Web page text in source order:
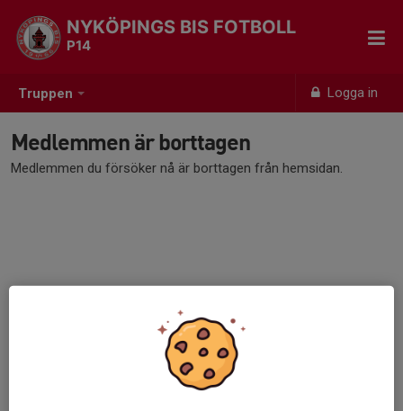
Truppen Logga in
NYKÖPINGS BIS FOTBOLL
P14
Medlemmen är borttagen
Medlemmen du försöker nå är borttagen från hemsidan.